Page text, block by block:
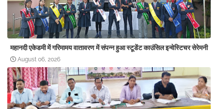
महानदी एकेडमी में गरिमामय वातावरण में संपन्न हुआ स्टूडेंट काउंसिल इन्वेस्टिचर सेरेमनी
August 06, 2026